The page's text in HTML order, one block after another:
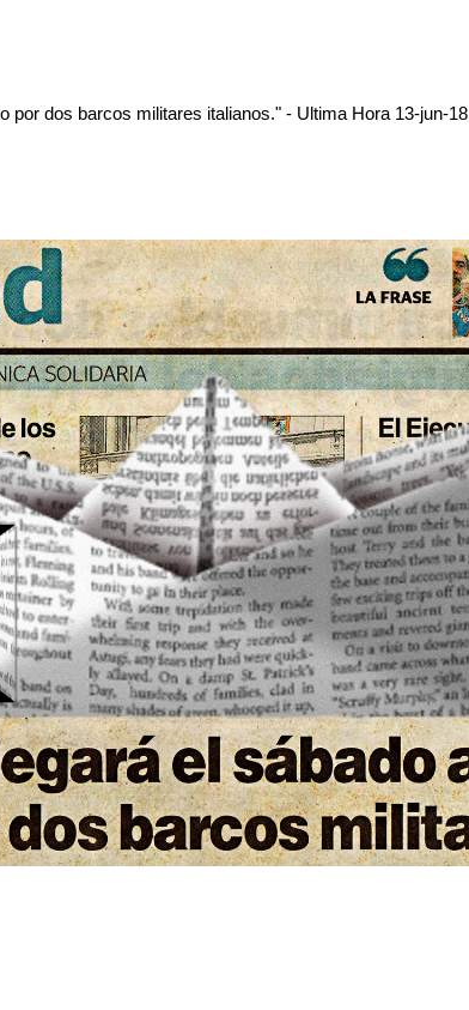
por dos barcos militares italianos." - Ultima Hora 13-jun-18